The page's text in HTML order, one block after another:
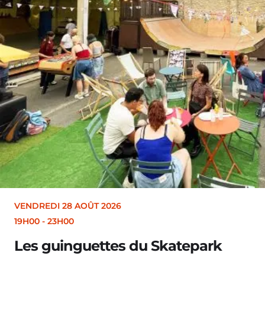
VENDREDI 28 AOÛT 2026
19H30
Merle [Un dernier soir d’été :